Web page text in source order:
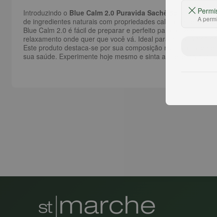
Introduzindo o Blue Calm 2.0 Puravida Sachê 5g
, o aliado
de ingredientes naturais com propriedades calmantes e
Blue Calm 2.0 é fácil de preparar e perfeito para aqueles
relaxamento onde quer que você vá. Ideal para tomar antes
Este produto destaca-se por sua composição nutritiva, livre
sua saúde. Experimente hoje mesmo e sinta a diferença que
A